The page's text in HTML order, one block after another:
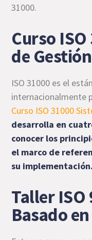
31000.
Curso ISO
de
ISO 31000 es el
internacionalmente
Curso ISO 31000
desarrolla en
conocer los
el marco de
su implementación.
Taller ISO
Basado